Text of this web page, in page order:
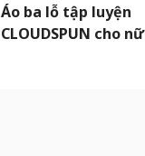
Áo ba lỗ tập luyện
CLOUDSPUN cho nữ